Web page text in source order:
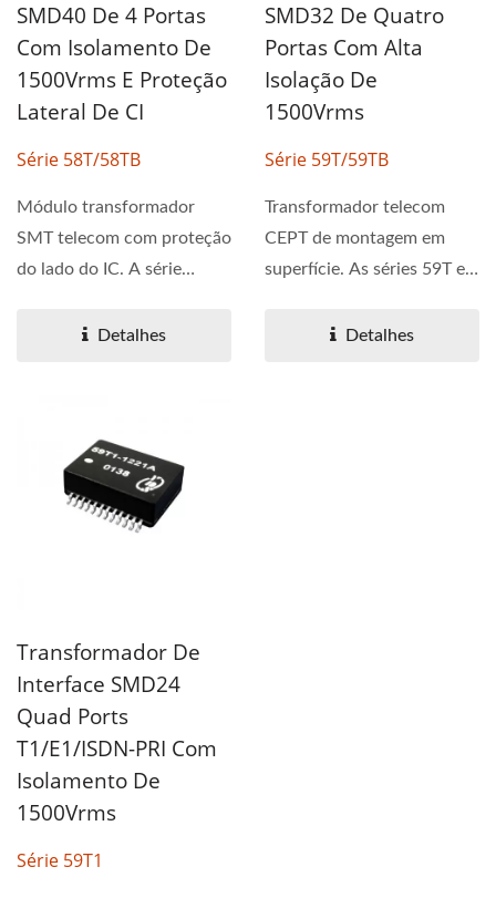
SMD40 De 4 Portas
Com Isolamento De
1500Vrms E Proteção
Lateral De CI
Série 58T/58TB
Módulo transformador
SMT telecom com proteção
do lado do IC. A série
Detalhes
SMD32 De Quatro
Portas Com Alta
Isolação De
1500Vrms
Série 59T/59TB
Transformador telecom
CEPT de montagem em
superfície. As séries 59T e
transceivers...Detalhes
Transformador De
Interface SMD24
Quad Ports
T1/E1/ISDN-PRI Com
Isolamento De
1500Vrms
Série 59T1